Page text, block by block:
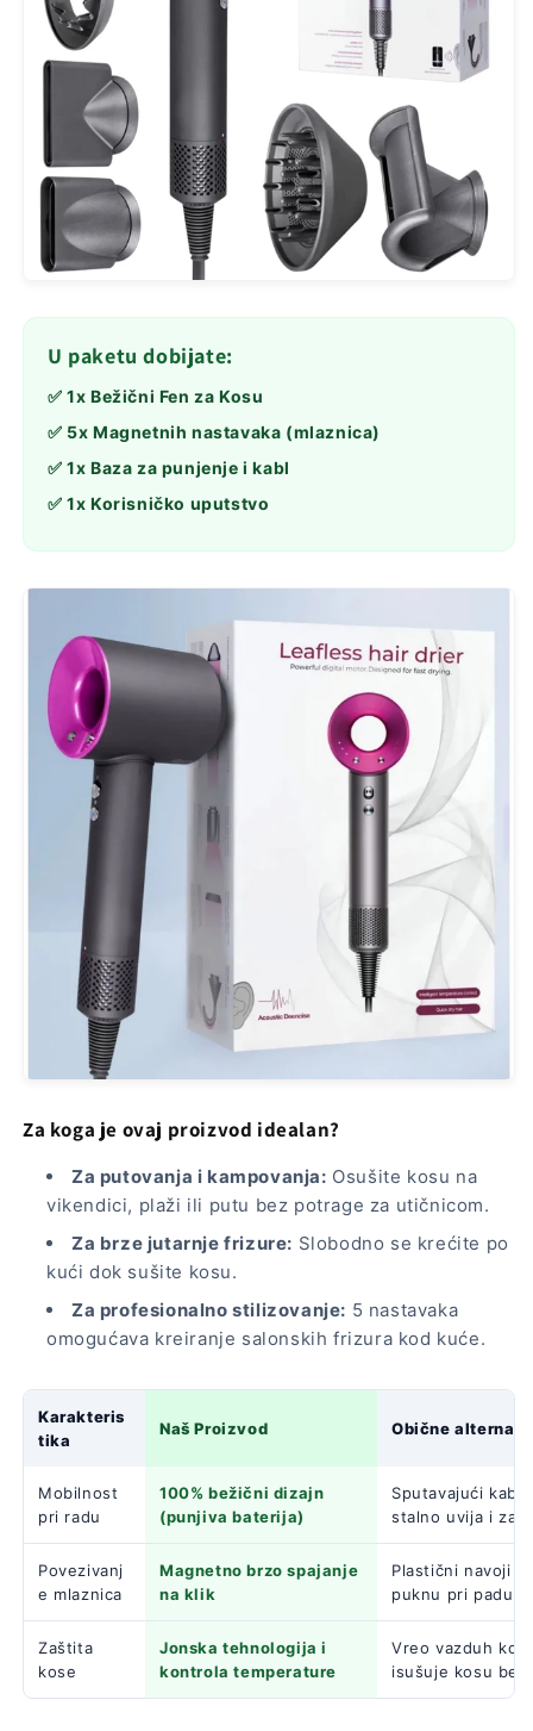
U paketu dobijate:
✅ 1x Bežični Fen za Kosu
✅ 5x Magnetnih nastavaka (mlaznica)
✅ 1x Baza za punjenje i kabl
✅ 1x Korisničko uputstvo
Za koga je ovaj proizvod idealan?
Za putovanja i kampovanja: Osušite kosu na
vikendici, plaži ili putu bez potrage za utičnicom.
Za brze jutarnje frizure: Slobodno se krećite po
kući dok sušite kosu.
Za profesionalno stilizovanje: 5 nastavaka
omogućava kreiranje salonskih frizura kod kuće.
Karakteris
tika
Naš Proizvod Obične
Mobilnost
pri radu
100% bežični dizajn
(punjiva baterija)
Sputavajući kabl
stalno uvija i
Povezivanj
e mlaznica
Magnetno brzo spajanje
na klik
Plastični navoji
puknu pri padu
Zaštita
kose
Jonska tehnologija i
kontrola temperature
Vreo vazduh koji
isušuje kosu bez